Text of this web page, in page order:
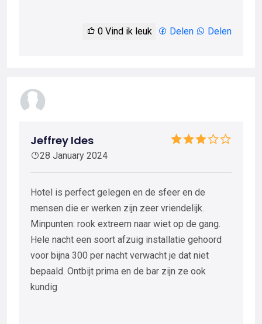
0 Vind ik leuk Delen Delen
Jeffrey Ides
28 January 2024
Hotel is perfect gelegen en de sfeer en de
mensen die er werken zijn zeer vriendelijk.
Minpunten: rook extreem naar wiet op de gang.
Hele nacht een soort afzuig installatie gehoord
voor bijna 300 per nacht verwacht je dat niet
bepaald. Ontbijt prima en de bar zijn ze ook
kundig